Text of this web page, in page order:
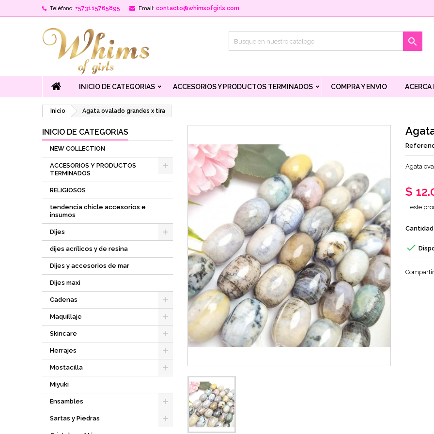
Teléfono: +573115765895 Email: contacto@whimsofgirls.com

INICIO DE CATEGORIAS ACCESORIOS Y PRODUCTOS TERMINADOS COMPRA Y ENVIO ACERCA
Inicio Agata ovalado grandes x tira
INICIO DE CATEGORIAS
NEW COLLECTION
ACCESORIOS Y PRODUCTOS
TERMINADOS
RELIGIOSOS
tendencia chicle accesorios e
insumos
Dijes
dijes acrílicos y de resina
Dijes y accesorios de mar
Dijes maxi
Cadenas
Maquillaje
Skincare
Herrajes
Mostacilla
Miyuki
Ensambles
Sartas y Piedras
Agata
$
este
Cantidad

Compartir